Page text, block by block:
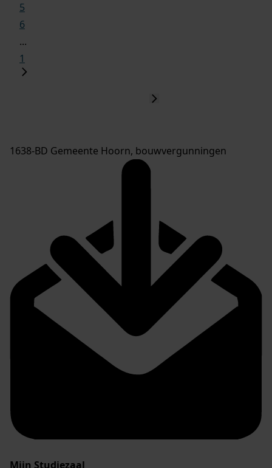
5
6
...
1
1638-BD Gemeente Hoorn, bouwvergunningen
Mijn Studiezaal